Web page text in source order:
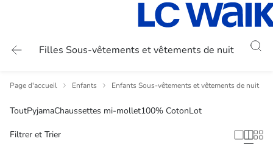
Filles Sous-vêtements et vêtements de nuit
Page d'accueil Enfants Enfants Sous-vêtements et vêtements de nuit
ToutPyjamaChaussettes mi-mollet100% CotonLot
Filtrer et Trier